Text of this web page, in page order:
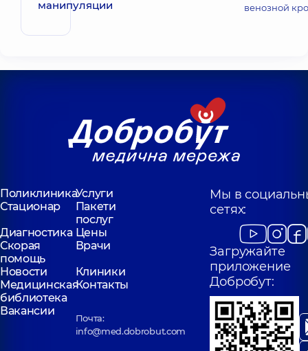
венозной
ПоликлиникаУслуги
Стационар
Пакети
послуг
Диагностика Цены
Скорая
помощь
Врачи
Новости
Клиники
Медицинская
библиотека
Контакты
Вакансии
Почта:
info@med.dobrobut.com
Мы в
сетях:
Загружайте
приложение
Добробут: